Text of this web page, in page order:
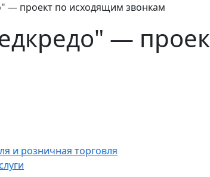
проект по исходящим звонкам
—
и розничная торговля